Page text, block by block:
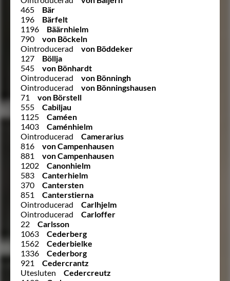
465
Bär
196
Bärfelt
1196
Bäärnhielm
790
von Böckeln
Ointroducerad
von Böddeker
127
Böllja
545
von Bönhardt
Ointroducerad
von Bönningh
Ointroducerad
von Bönningshausen
71
von Börstell
555
Cabiljau
1125
Caméen
1403
Caménhielm
Ointroducerad
Camerarius
816
von Campenhausen
881
von Campenhausen
1202
Canonhielm
583
Canterhielm
370
Cantersten
851
Canterstierna
Ointroducerad
Carlhjelm
Ointroducerad
Carloffer
22
Carlsson
1063
Cederberg
1562
Cederbielke
1336
Cederborg
921
Cedercrantz
Utesluten
Cedercreutz